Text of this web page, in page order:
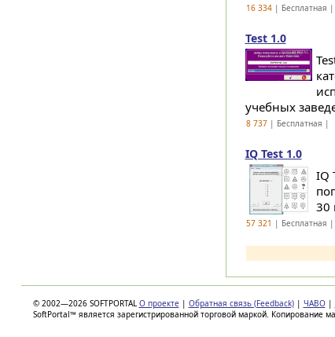
16 334| Бесплатная |
Test 1.0
учебных
8 737| Бесплатная |
IQ Test 1.0
IQ
30
57 321 | Бесплатная |
© 2002—2026 SOFTPORTAL О проекте | Обратная связь (Feedback) | ЧАВО |
SoftPortal™ является зарегистрированной торговой маркой. Копирование